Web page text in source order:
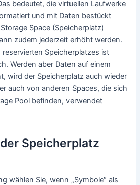
bedeutet, die virtuellen Laufwerke
und mit Daten bestückt
Space (Speicherplatz)
zudem jederzeit erhöht werden.
reservierten Speicherplatzes ist
Werden aber Daten auf einem
wird der Speicherplatz auch wieder
auch von anderen Spaces, die sich
Pool befinden, verwendet
Speicherplatz
wählen Sie, wenn „Symbole“ als